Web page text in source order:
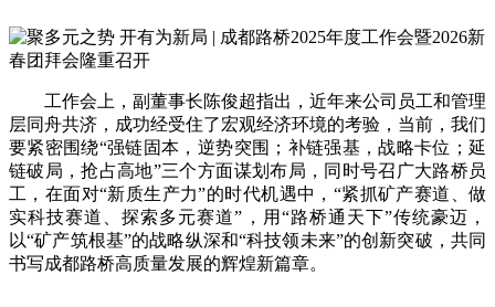
工作会上，副董事长陈俊超指出，近年来公司员工和管理
层同舟共济，成功经受住了宏观经济环境的考验，当前，我们
要紧密围绕“强链固本，逆势突围；补链强基，战略卡位；延
链破局，抢占高地”三个方面谋划布局，同时号召广大路桥员
工，在面对“新质生产力”的时代机遇中，“紧抓矿产赛道、做
实科技赛道、探索多元赛道”，用“路桥通天下”传统豪迈，
以“矿产筑根基”的战略纵深和“科技领未来”的创新突破，共同
书写成都路桥高质量发展的辉煌新篇章。